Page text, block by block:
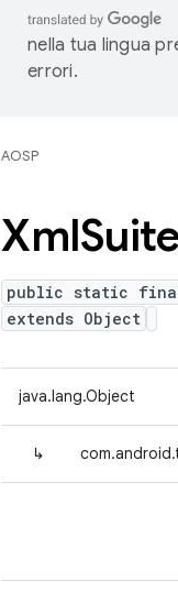
nella tua lingua
errori.
AOSP
XmlSuite
public static final
extends Object
java.lang.Object
↳